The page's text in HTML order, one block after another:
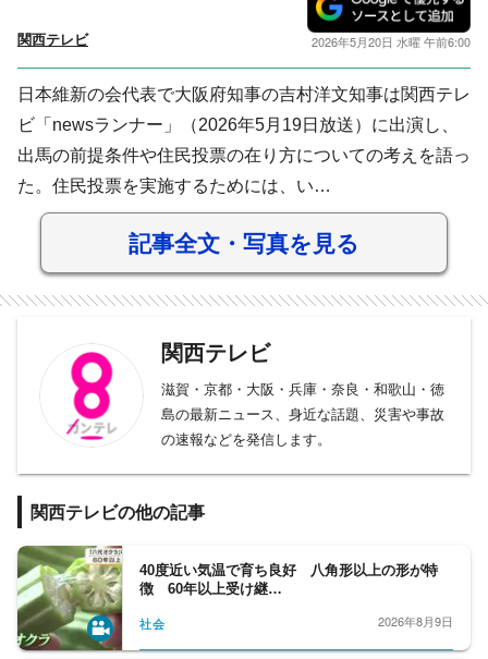
関西テレビ 2026年5月20日 水曜 午前6:00
日本維新の会代表で大阪府知事の吉村洋文知事は関西テレ
ビ「newsランナー」（2026年5月19日放送）に出演し、
出馬の前提条件や住民投票の在り方についての考えを語っ
た。住民投票を実施するためには、い…
記事全文・写真を見る
関西テレビ
滋賀・京都・大阪・兵庫・奈良・和歌山・徳
島の最新ニュース、身近な話題、災害や事故
の速報などを発信します。
関西テレビの他の記事
40度近い気温で育ち良好 八角形以上の形が特
徴 60年以上受け継…
社会 2026年8月9日